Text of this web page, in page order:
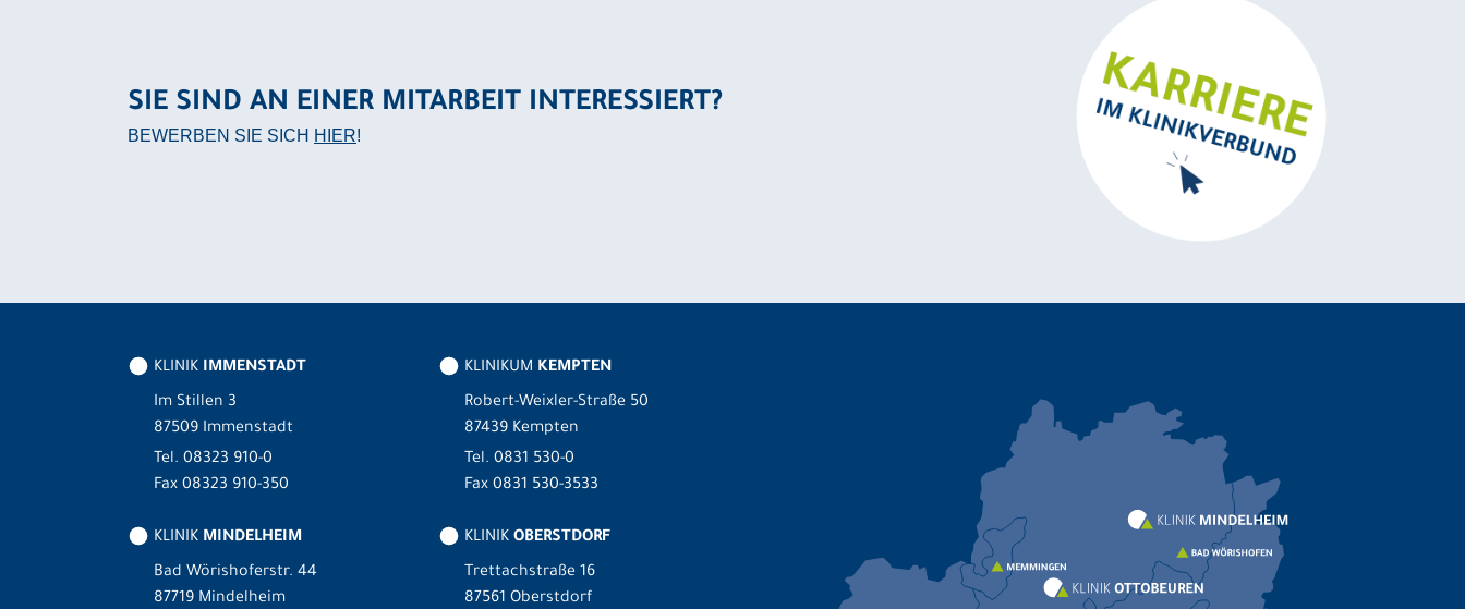
SIE SIND AN EINER MITARBEIT INTERESSIERT?
BEWERBEN SIE SICH HIER!
KLINIK IMMENSTADT
Im Stillen 3
87509 Immenstadt
Tel. 08323 910-0
Fax 08323 910-350
KLINIK MINDELHEIM
Bad Wörishoferstr. 44
87719 Mindelheim
KLINIKUM KEMPTEN
Robert-Weixler-Straße 50
87439 Kempten
Tel. 0831 530-0
Fax 0831 530-3533
KLINIK OBERSTDORF
Trettachstraße 16
87561 Oberstdorf